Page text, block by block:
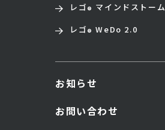
レゴ® マインドストーム
レゴ® WeDo 2.0
お知らせ
お問い合わせ